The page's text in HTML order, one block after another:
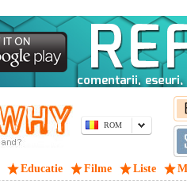
ROM
Educatie Filme Liste